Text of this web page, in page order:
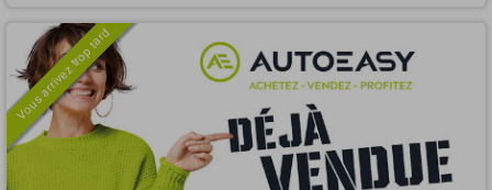
Vous arrivez trop tard